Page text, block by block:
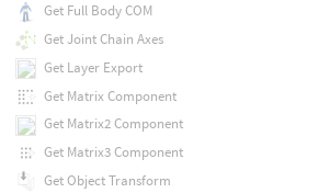
Get Full Body COM
Get Joint Chain Axes
Get Layer Export
Get Matrix Component
Get Matrix2 Component
Get Matrix3 Component
Get Object Transform